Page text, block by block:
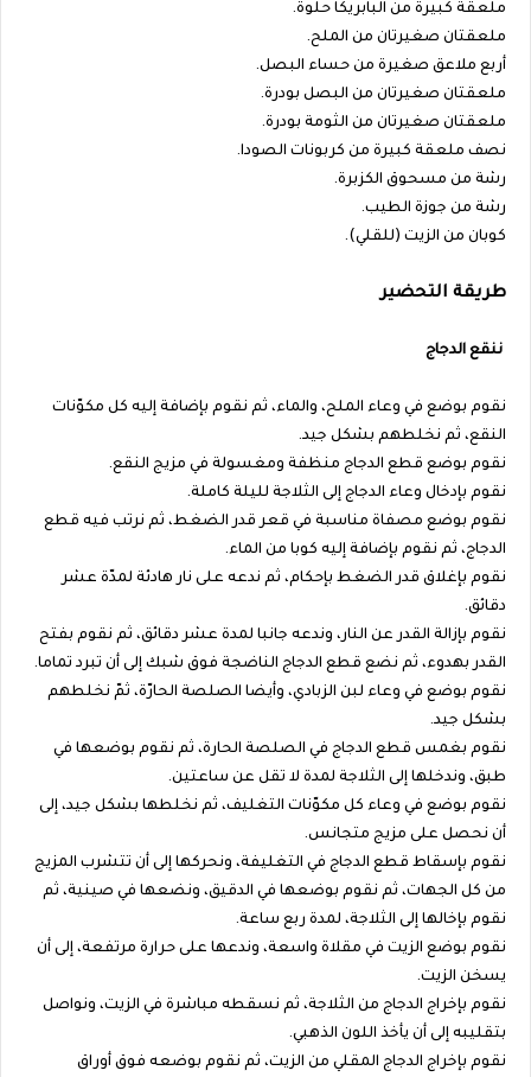
ملعقة كبيرة من البابريكا حلوة.
ملعقتان صغيرتان من الملح.
أربع ملاعق صغيرة من حساء البصل.
ملعقتان صغيرتان من البصل بودرة.
ملعقتان صغيرتان من الثومة بودرة.
نصف ملعقة كبيرة من كربونات الصودا.
رشة من مسحوق الكزبرة.
رشة من جوزة الطيب.
كوبان من الزيت (للقلي).
طريقة التحضير
ننقع الدجاج
نقوم بوضع في وعاء الملح، والماء، ثم نقوم بإضافة إليه كل مكوّنات
النقع، ثم نخلطهم بشكل جيد.
نقوم بوضع قطع الدجاج منظفة ومغسولة في مزيج النقع.
نقوم بإدخال وعاء الدجاج إلى الثلاجة لليلة كاملة.
نقوم بوضع مصفاة مناسبة في قعر قدر الضغط، ثم نرتب فيه قطع
الدجاج، ثم نقوم بإضافة إليه كوبا من الماء.
نقوم بإغلاق قدر الضغط بإحكام، ثم ندعه على نار هادئة لمدّة عشر
دقائق.
نقوم بإزالة القدر عن النار، وندعه جانبا لمدة عشر دقائق، ثم نقوم بفتح
القدر بهدوء، ثم نضع قطع الدجاج الناضجة فوق شبك إلى أن تبرد تماما.
نقوم بوضع في وعاء لبن الزبادي، وأيضا الصلصة الحارّة، ثمّ نخلطهم
بشكل جيد.
نقوم بغمس قطع الدجاج في الصلصة الحارة، ثم نقوم بوضعها في
طبق، وندخلها إلى الثلاجة لمدة لا تقل عن ساعتين.
نقوم بوضع في وعاء كل مكوّنات التغليف، ثم نخلطها بشكل جيد، إلى
أن نحصل على مزيج متجانس.
نقوم بإسقاط قطع الدجاج في التغليفة، ونحركها إلى أن تتشرب المزيج
من كل الجهات، ثم نقوم بوضعها في الدقيق، ونضعها في صينية، ثم
نقوم بإخالها إلى الثلاجة، لمدة ربع ساعة.
نقوم بوضع الزيت في مقلاة واسعة، وندعها على حرارة مرتفعة، إلى أن
يسخن الزيت.
نقوم بإخراج الدجاج من الثلاجة، ثم نسقطه مباشرة في الزيت، ونواصل
بتقليبه إلى أن يأخذ اللون الذهبي.
نقوم بإخراج الدجاج المقلي من الزيت، ثم نقوم بوضعه فوق أوراق